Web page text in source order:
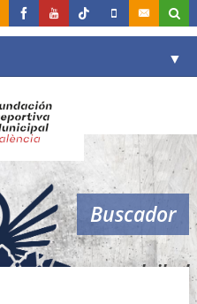
▼
▼
▼
▼
Buscador
voleibol